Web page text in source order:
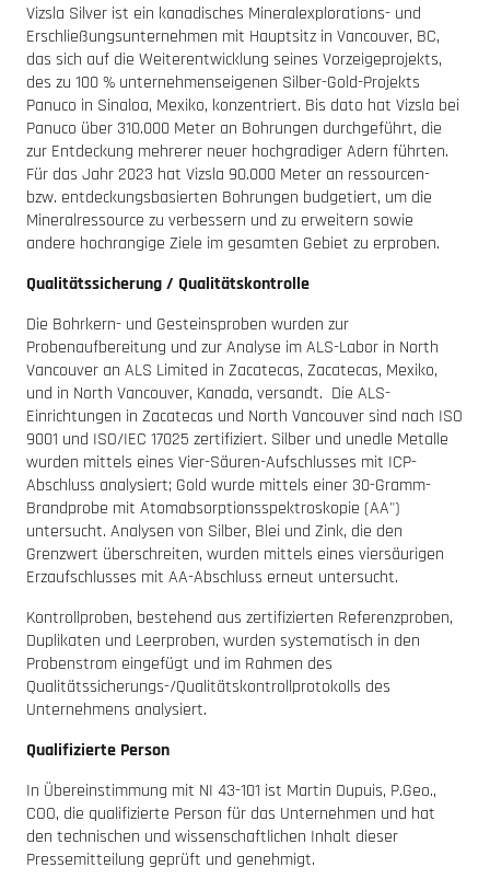
Vizsla Silver ist ein kanadisches Mineralexplorations- und
Erschließungsunternehmen mit Hauptsitz in Vancouver, BC,
das sich auf die Weiterentwicklung seines Vorzeigeprojekts,
des zu 100 % unternehmenseigenen Silber-Gold-Projekts
Panuco in Sinaloa, Mexiko, konzentriert. Bis dato hat Vizsla bei
Panuco über 310.000 Meter an Bohrungen durchgeführt, die
zur Entdeckung mehrerer neuer hochgradiger Adern führten.
Für das Jahr 2023 hat Vizsla 90.000 Meter an ressourcen-
bzw. entdeckungsbasierten Bohrungen budgetiert, um die
Mineralressource zu verbessern und zu erweitern sowie
andere hochrangige Ziele im gesamten Gebiet zu erproben.
Qualitätssicherung / Qualitätskontrolle
Die Bohrkern- und Gesteinsproben wurden zur
Probenaufbereitung und zur Analyse im ALS-Labor in North
Vancouver an ALS Limited in Zacatecas, Zacatecas, Mexiko,
und in North Vancouver, Kanada, versandt. Die ALS-
Einrichtungen in Zacatecas und North Vancouver sind nach ISO
9001 und ISO/IEC 17025 zertifiziert. Silber und unedle Metalle
wurden mittels eines Vier-Säuren-Aufschlusses mit ICP-
Abschluss analysiert; Gold wurde mittels einer 30-Gramm-
Brandprobe mit Atomabsorptionsspektroskopie (AA")
untersucht. Analysen von Silber, Blei und Zink, die den
Grenzwert überschreiten, wurden mittels eines viersäurigen
Erzaufschlusses mit AA-Abschluss erneut untersucht.
Kontrollproben, bestehend aus zertifizierten Referenzproben,
Duplikaten und Leerproben, wurden systematisch in den
Probenstrom eingefügt und im Rahmen des
Qualitätssicherungs-/Qualitätskontrollprotokolls des
Unternehmens analysiert.
Qualifizierte Person
In Übereinstimmung mit NI 43-101 ist Martin Dupuis, P.Geo.,
COO, die qualifizierte Person für das Unternehmen und hat
den technischen und wissenschaftlichen Inhalt dieser
Pressemitteilung geprüft und genehmigt.